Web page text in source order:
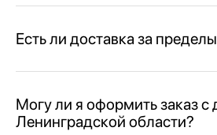
Есть ли доставка за
Могу ли я оформить заказ с
Ленинградской области?